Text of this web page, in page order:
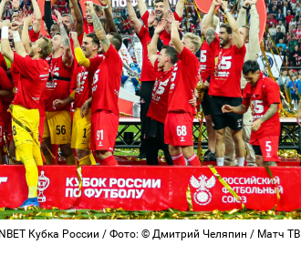
Кубка России / Фото: © Дмитрий Челяпин / Матч ТВ